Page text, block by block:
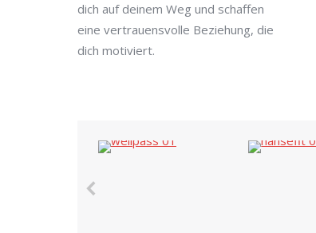
dich auf deinem Weg und schaffen
eine vertrauensvolle Beziehung, die
dich motiviert.